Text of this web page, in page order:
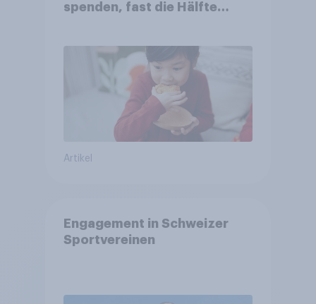
spenden, fast die Hälfte
Artikel
Engagement in Schweizer
Sportvereinen